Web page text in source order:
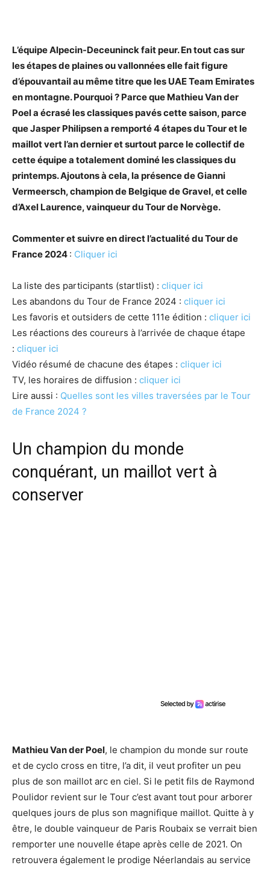
L’équipe Alpecin-Deceuninck fait peur. En tout cas sur
les étapes de plaines ou vallonnées elle fait figure
d’épouvantail au même titre que les UAE Team Emirates
en montagne. Pourquoi ? Parce que Mathieu Van der
Poel a écrasé les classiques pavés cette saison, parce
que Jasper Philipsen a remporté 4 étapes du Tour et le
maillot vert l’an dernier et surtout parce le collectif de
cette équipe a totalement dominé les classiques du
printemps. Ajoutons à cela, la présence de Gianni
Vermeersch, champion de Belgique de Gravel, et celle
d’Axel Laurence, vainqueur du Tour de Norvège.
Commenter et suivre en direct l’actualité du Tour de
France 2024 : Cliquer ici
La liste des participants (startlist) : cliquer ici
Les abandons du Tour de France 2024 : cliquer ici
Les favoris et outsiders de cette 111e édition : cliquer ici
Les réactions des coureurs à l’arrivée de chaque étape
: cliquer ici
Vidéo résumé de chacune des étapes : cliquer ici
TV, les horaires de diffusion : cliquer ici
Lire aussi : Quelles sont les villes traversées par le Tour
de France 2024 ?
Un champion du monde
conquérant, un maillot vert à
conserver
Mathieu Van der Poel, le champion du monde sur route
et de cyclo cross en titre, l’a dit, il veut profiter un peu
plus de son maillot arc en ciel. Si le petit fils de Raymond
Poulidor revient sur le Tour c’est avant tout pour arborer
quelques jours de plus son magnifique maillot. Quitte à y
être, le double vainqueur de Paris Roubaix se verrait bien
remporter une nouvelle étape après celle de 2021. On
retrouvera également le prodige Néerlandais au service